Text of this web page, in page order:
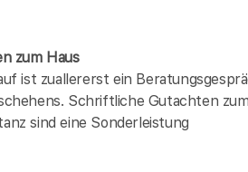
zum Haus
ist zuallererst ein
Schriftliche Gutachten
sind eine Sonderleistung